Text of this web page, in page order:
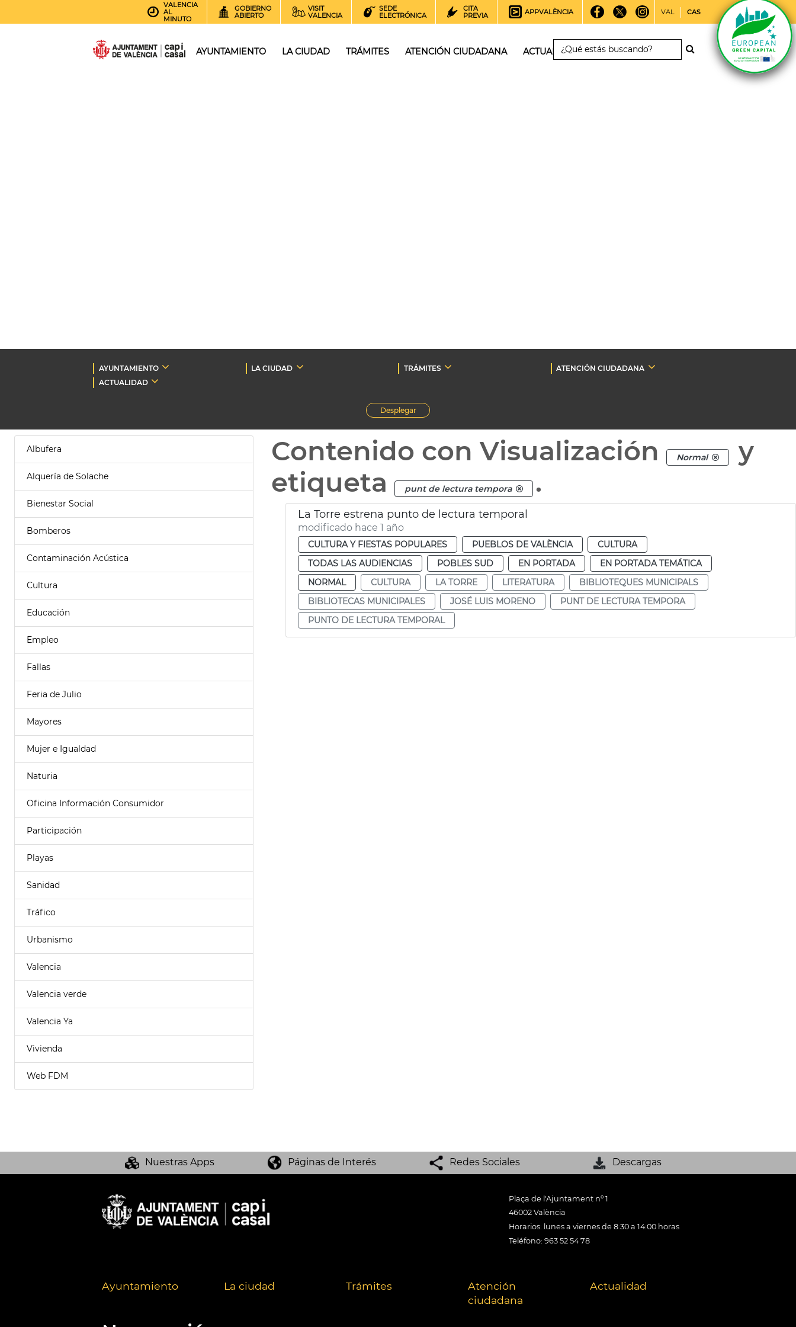
VALENCIA
AL
MINUTO
GOBIERNO
ABIERTO
VISIT
VALENCIA
SEDE
ELECTRÓNICA
CITA
PREVIA
APPVALÈNCIA VAL CAS
AYUNTAMIENTO LA CIUDAD TRÁMITES ATENCIÓN CIUDADANA ACTUALIDAD
AYUNTAMIENTO LA CIUDAD TRÁMITES
ATENCIÓN CIUDADANA
ACTUALIDAD
Desplegar
Albufera
Alquería de Solache
Bienestar Social
Bomberos
Contaminación Acústica
Cultura
Educación
Empleo
Fallas
Feria de Julio
Mayores
Mujer e Igualdad
Naturia
Oficina Información Consumidor
Participación
Playas
Sanidad
Tráfico
Urbanismo
Valencia
Valencia verde
Valencia Ya
Vivienda
Web FDM
Contenido con Visualización Normal
y
etiqueta
punt de lectura tempora .
La Torre estrena punto de lectura temporal
modificado hace 1 año
CULTURA Y FIESTAS POPULARES PUEBLOS DE VALÈNCIA
CULTURA
TODAS LAS AUDIENCIAS
POBLES SUD EN PORTADA
EN PORTADA TEMÁTICA
NORMAL
CULTURA LA TORRE LITERATURA
BIBLIOTEQUES MUNICIPALS
BIBLIOTECAS MUNICIPALES
JOSÉ LUIS MORENO
PUNT DE LECTURA TEMPORA
PUNTO DE LECTURA TEMPORAL
Nuestras Apps Páginas de Interés Redes Sociales Descargas
Plaça de l'Ajuntament nº 1
46002 València
Horarios: lunes a viernes de 8:30 a 14:00 horas
Teléfono: 963 52 54 78
Ayuntamiento La ciudad Trámites
Atención
ciudadana
Actualidad